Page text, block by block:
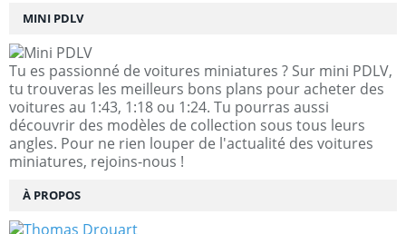
MINI PDLV
Tu es passionné de voitures miniatures ? Sur mini PDLV,
tu trouveras les meilleurs bons plans pour acheter des
voitures au 1:43, 1:18 ou 1:24. Tu pourras aussi
découvrir des modèles de collection sous tous leurs
angles. Pour ne rien louper de l'actualité des voitures
miniatures, rejoins-nous !
À PROPOS